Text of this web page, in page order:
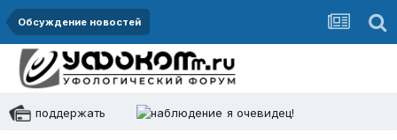
Обсуждение новостей
поддержать я очевидец!